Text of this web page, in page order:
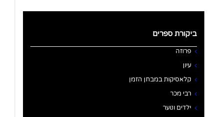
ביקורת ספרים
פרוזה
עיון
קלאסיקות במבחן הזמן
רבי מכר
ילדים ונוער